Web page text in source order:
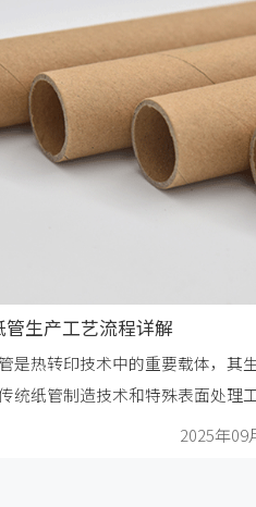
管生产工艺流程详解
是热转印技术中的重要载体，其
统纸管制造技术和特殊表面处理工
2025年09